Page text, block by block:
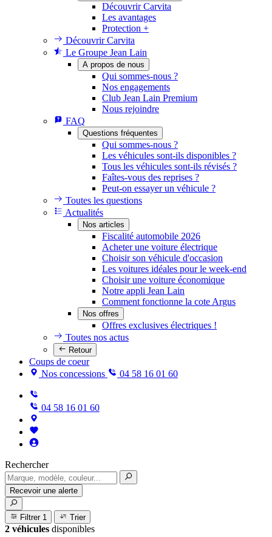
Découvrir Carvita
Les avantages
Protection +
Découvrir Carvita
Le Groupe Jean Lain
A propos de nous
Qui sommes-nous ?
Nos engagements
Club Jean Lain Premium
Nous rejoindre
FAQ
Questions fréquentes
Qui sommes-nous ?
Les véhicules sont-ils disponibles ?
Tous les véhicules sont-ils révisés ?
Faîtes-vous des reprises ?
Peut-on essayer un véhicule ?
Toutes les questions
Actualités
Nos articles
Fiscalité automobile 2026
Acheter une voiture électrique
Choisir son véhicule d'occasion
Les voitures idéales pour le week-end
Choisir une voiture économique
Notre appli Jean Lain
Comment fonctionne la cote Argus
Nos offres
Offres exclusives électriques !
Toutes nos actus
Retour
Coups de coeur
Nos concessions
04 58 16 01 60
04 58 16 01 60
Rechercher
Recevoir une alerte
Filtrer 1 Trier
2 véhicules disponibles